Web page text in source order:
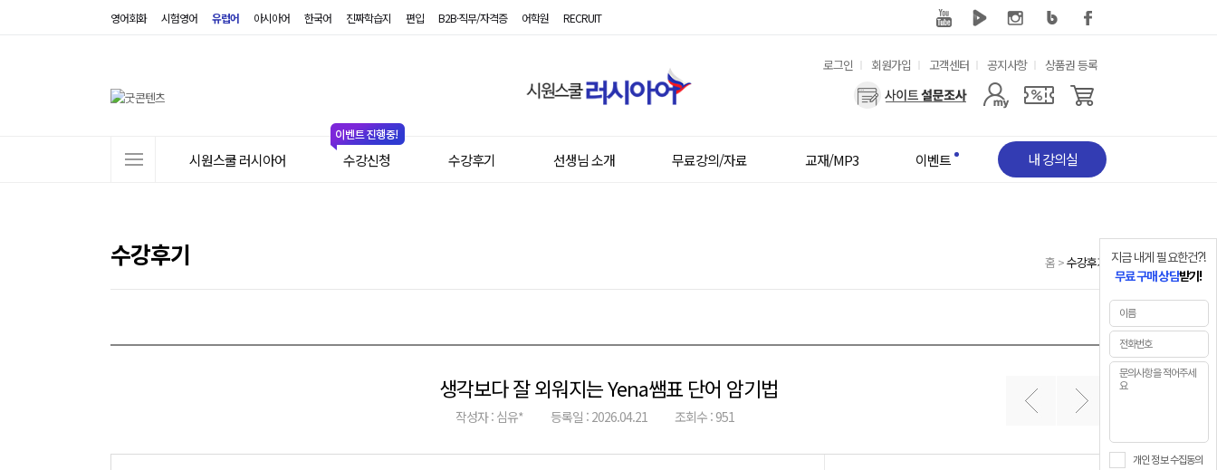
영어회화 시험영어 유럽어 아시아어 한국어 진짜학습지 편입 B2B·직무/자격증 어학원 RECRUIT
로그인 회원가입 고객센터 공지사항
상품권 등록
사
용
뉴
시원스쿨 러시아어 수강신청 수강후기 선생님 소개 무료강의/자료 교재/MP3 이벤트 내 강의실
수강후기 홈 >수강후기
생각보다 잘 외워지는 Yena쌤표 단어 암기법
작성자 : 심유* 등록일 : 2026.04.21 조회수 : 951
지금 내게 필요한건?!
무료 구매 상담받기!
개인 정보 수집동의